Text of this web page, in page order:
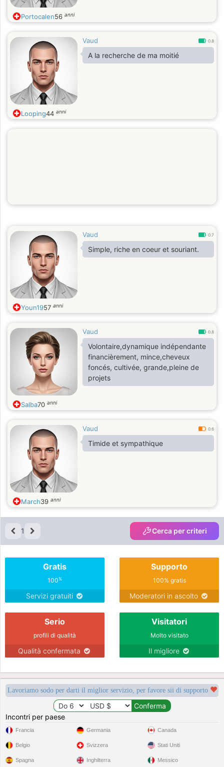
Portocalen56 anni
Vaud 0.8
A la recherche de ma moitié
Looping44 anni
Vaud 0.7
Simple, riche en coeur et souriant.
Youn1957 anni
Vaud 0.8
Volontaire,dynamique indépendante
financièrement, mince,cheveux
foncés, cultivée, grande,pleine de
projets
Salba70 anni
Vaud 0.6
Timide et sympathique
March39 anni
1 Cerca per criteri
Gratis
100%
Servizi gratuiti
Supporto
100% gratis
Moderatori in ascolto
Serio
profili di qualità
Qualità confermata
Visitatori
Molto visitato
Il migliore
Lavoriamo sodo per darti il miglior servizio, per favore sii di supporto
Incontri per paese
Francia
Belgio
Spagna
Germania
Svizzera
Inghilterra
Canada
Stati Uniti
Messico